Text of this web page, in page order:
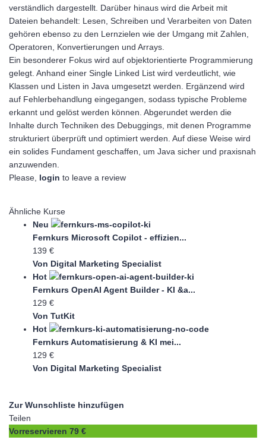
verständlich dargestellt. Darüber hinaus wird die Arbeit mit
Dateien behandelt: Lesen, Schreiben und Verarbeiten von Daten
gehören ebenso zu den Lernzielen wie der Umgang mit Zahlen,
Operatoren, Konvertierungen und Arrays.
Ein besonderer Fokus wird auf objektorientierte Programmierung
gelegt. Anhand einer Single Linked List wird verdeutlicht, wie
Klassen und Listen in Java umgesetzt werden. Ergänzend wird
auf Fehlerbehandlung eingegangen, sodass typische Probleme
erkannt und gelöst werden können. Abgerundet werden die
Inhalte durch Techniken des Debuggings, mit denen Programme
strukturiert überprüft und optimiert werden. Auf diese Weise wird
ein solides Fundament geschaffen, um Java sicher und praxisnah
anzuwenden.
Please, login to leave a review
Ähnliche Kurse
Neu
Fernkurs Microsoft Copilot - effizien...
139 €
Von Digital Marketing Specialist
Hot
Fernkurs OpenAI Agent Builder - KI &a...
129 €
Von TutKit
Hot
Fernkurs Automatisierung & KI mei...
129 €
Von Digital Marketing Specialist
Zur Wunschliste hinzufügen
Teilen
Vorreservieren 79 €